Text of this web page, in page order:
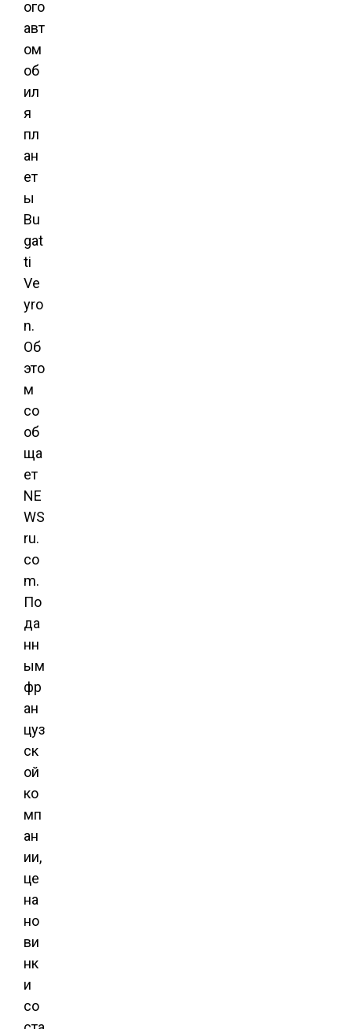
ого
авт
ом
об
ил
я
пл
ан
ет
ы
Bu
gat
ti
Ve
yro
n.
Об
это
м
со
об
ща
ет
NE
WS
ru.
co
m.
По
да
нн
ым
фр
ан
цуз
ск
ой
ко
мп
ан
ии,
це
на
но
ви
нк
и
со